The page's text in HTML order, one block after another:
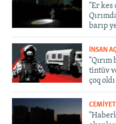
"Er kes
barıp
İNSAN
tintüv
çoq oldı
CEMİYET